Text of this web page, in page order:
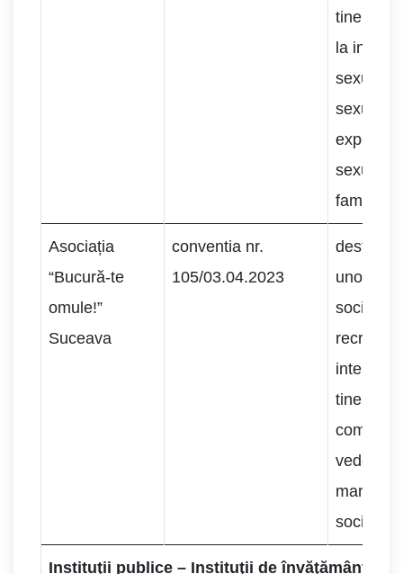
tinerilor
la
sexuala,
sexual si
sexuale
familiala.
Asociația
“Bucură-te
omule!”
Suceava
conventia nr.
105/03.04.2023
unor
recreere,
tineri din
vederea
sociale.
Instituţii publice – Instituţii de învăţământ şi